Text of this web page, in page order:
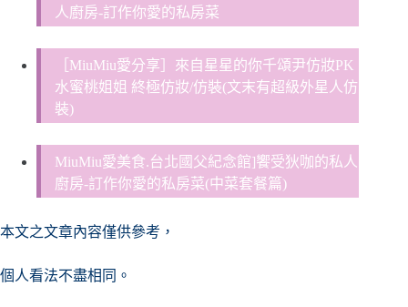
人廚房-訂作你愛的私房菜
［MiuMiu愛分享］來自星星的你千頌尹仿妝PK
水蜜桃姐姐 終極仿妝/仿裝(文末有超級外星人仿
裝)
MiuMiu愛美食.台北國父紀念館]饗受狄咖的私人
廚房-訂作你愛的私房菜(中菜套餐篇)
本文之文章內容僅供參考，
個人看法不盡相同。